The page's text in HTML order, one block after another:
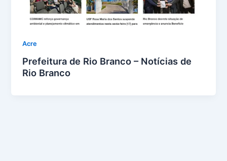
Acre
Prefeitura de Rio Branco – Notícias de
Rio Branco